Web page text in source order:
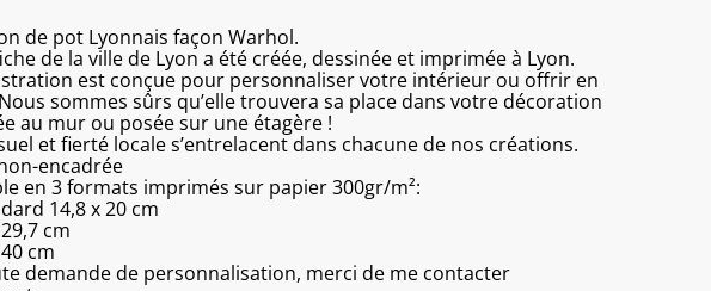
de pot Lyonnais façon Warhol.
de la ville de Lyon a été créée, dessinée et imprimée à Lyon.
est conçue pour personnaliser votre intérieur ou offrir en
sommes sûrs qu’elle trouvera sa place dans votre décoration
au mur ou posée sur une étagère !
et fierté locale s’entrelacent dans chacune de nos créations.
encadrée
en 3 formats imprimés sur papier 300gr/m²:
14,8 x 20 cm
cm
cm
demande de personnalisation, merci de me contacter